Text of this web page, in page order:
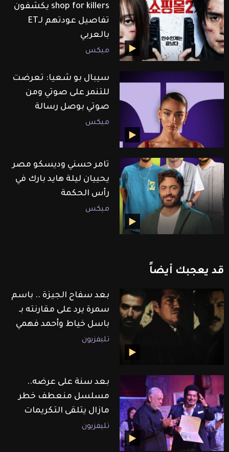
shop for killers يكشفون
تفاصيل عودتهم لـET
بالعربي
ميكس
سيبال بو شعيا: تعرضت
للتنمر على صوتي ومن
صوتي بوصل رسالة
ميكس
تامر حسني وديسكو مصر
يحييان ليلة هايد بارك في
رأس الحكمة
ميكس
قد يعجبك أيضاً
بعد سفاح الجيزة .. باسم
سمرة يرد على مقارنته بـ
باسل خياط وأحمد فهمي
تليفزيون
بعد سنة على عرضه..
مسلسل منعطف خطر
مازال يتلقى التكريمات
تليفزيون